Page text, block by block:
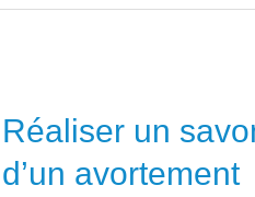
chance
du
vrai
marabout
Réaliser un
d’un avortement